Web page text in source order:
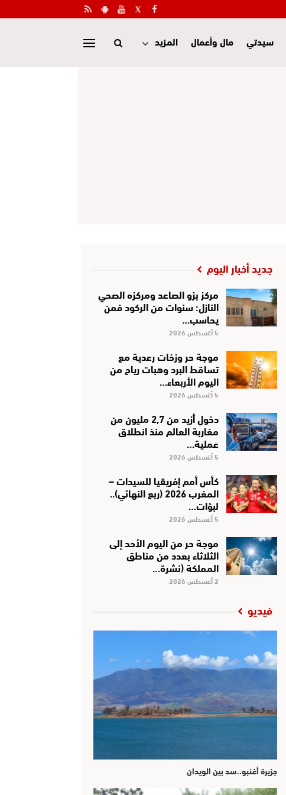
سيدتي مال وأعمال المزيد
جديد أخبار اليوم
مركز بزو الصاعد ومركزه الصحي
النازل: سنوات من الركود فمن
يحاسب…
5 أغسطس 2026
موجة حر وزخات رعدية مع
تساقط البرد وهبات رياح من
اليوم الأربعاء…
5 أغسطس 2026
دخول أزيد من 2,7 مليون من
مغاربة العالم منذ انطلاق
عملية…
5 أغسطس 2026
كأس أمم إفريقيا للسيدات –
المغرب 2026 (ربع النهائي)..
لبؤات…
5 أغسطس 2026
موجة حر من اليوم الأحد إلى
الثلاثاء بعدد من مناطق
المملكة (نشرة…
2 أغسطس 2026
فيديو
جزيرة أغنبو..سد بين الويدان